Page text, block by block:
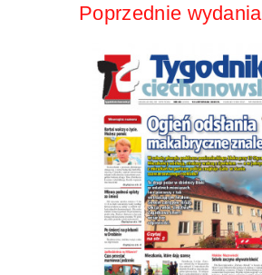
Poprzednie wydania